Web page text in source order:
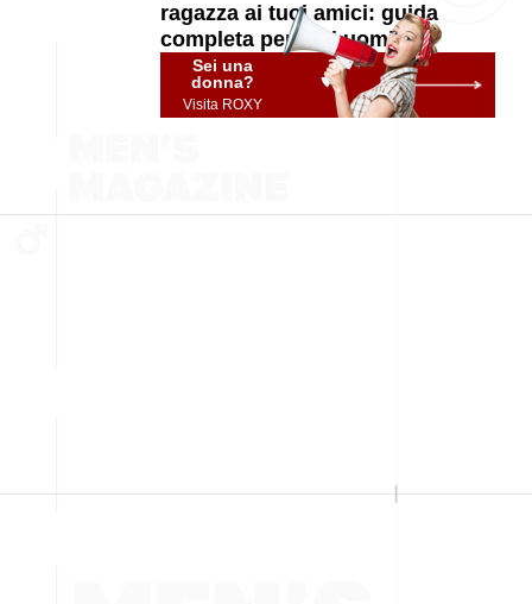
ragazza ai tuoi amici: guida
completa per veri uomini
Sei una
donna?
Visita ROXY